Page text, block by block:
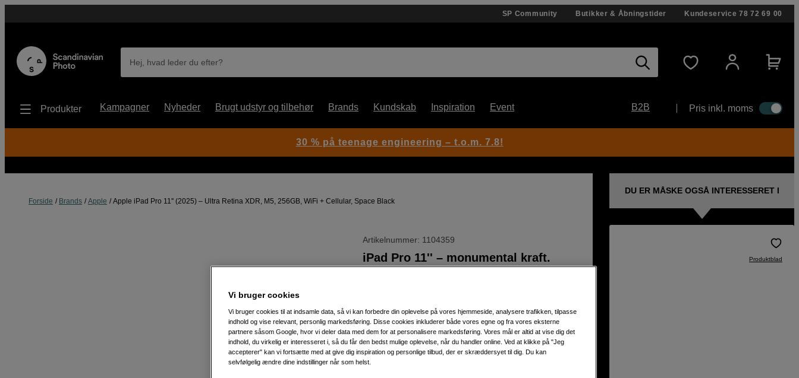
SP Community Butikker & Åbningstider Kundeservice 78 72 69 00
Hej, hvad leder du efter?
Produkter Kampagner Nyheder Brugt udstyr og tilbehør Brands Kundskab Inspiration Event B2B Pris inkl. moms
Forside Brands Apple Apple iPad Pro 11'' (2025) – Ultra Retina XDR, M5, 256GB, WiFi + Cellular, Space Black
Artikelnummer: 1104359
iPad Pro 11'' – monumental kraft.
Weblager:Ikke på lager
København: Vis lagersaldo
DU ER MÅSKE OGSÅ INTERESSERET I
Produktblad
30 % på teenage engineering – t.o.m. 7.8!
Vi bruger cookies
Vi bruger cookies til at indsamle data, så vi kan forbedre din oplevelse på vores hjemmeside, analysere trafikken, tilpasse
indhold og vise relevant, personlig markedsføring. Disse cookies inkluderer både vores egne og fra vores eksterne
partnere såsom Google, hvor vi deler data med dem for at personalisere markedsføring. Vores mål er altid at vise dig det
indhold, du virkelig er interesseret i, så du får den bedst mulige oplevelse, når du handler online. Ved at klikke på "Jeg
accepterer" kan vi fortsætte med at give dig inspiration og personlige tilbud, der er skræddersyet til dig. Du kan
selvfølgelig ændre dine indstillinger når som helst.